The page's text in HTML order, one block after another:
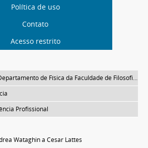
Política de uso
Contato
Acesso restrito
de Física da Faculdade de Filosofia (FFLC)
Profissional
Wataghin a Cesar Lattes